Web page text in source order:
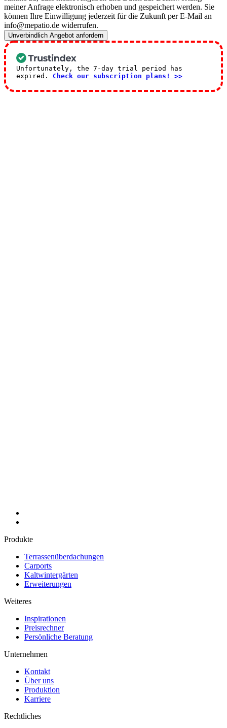
meiner Anfrage elektronisch erhoben und gespeichert werden. Sie
können Ihre Einwilligung jederzeit für die Zukunft per E-Mail an
info@mepatio.de widerrufen.
Unverbindlich Angebot anfordern
Unfortunately, the 7-day trial period has
expired. Check our subscription plans! >>
Produkte
Terrassenüberdachungen
Carports
Kaltwintergärten
Erweiterungen
Weiteres
Inspirationen
Preisrechner
Persönliche Beratung
Unternehmen
Kontakt
Über uns
Produktion
Karriere
Rechtliches